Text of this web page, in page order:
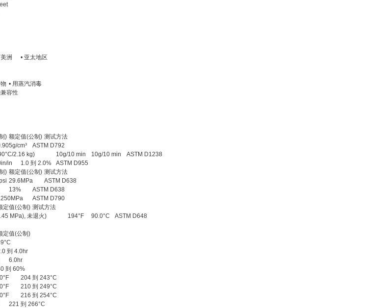
洲
• 亚太地区
• 用蒸汽消毒
容性
) 额定值(公制) 测试方法
cm³
ASTM D792
2.16 kg)
10g/10 min 10g/10 min
ASTM D1238
in 1.0 到 2.0%
ASTM D955
) 额定值(公制) 测试方法
29.6MPa
ASTM D638
13%
ASTM D638
ASTM D790
定值(公制) 测试方法
MPa), 未退火)
194°F 90.0°C ASTM D648
定值(公制)
到 4.0hr
6.0hr
到 60%
204 到 243°C
210 到 249°C
216 到 254°C
221 到 266°C